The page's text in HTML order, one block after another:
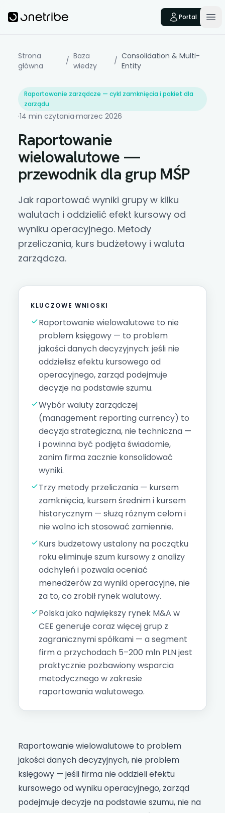
Onetribe
Portal
Strona
główna
/ Baza
wiedzy
/ Consolidation & Multi-
Entity
Raportowanie zarządcze — cykl zamknięcia i pakiet dla
zarządu
·14 min czytania·marzec 2026
Raportowanie
wielowalutowe —
przewodnik dla grup MŚP
Jak raportować wyniki grupy w kilku
walutach i oddzielić efekt kursowy od
wyniku operacyjnego. Metody
przeliczania, kurs budżetowy i waluta
zarządcza.
KLUCZOWE WNIOSKI
Raportowanie wielowalutowe to nie
problem księgowy — to problem
jakości danych decyzyjnych: jeśli nie
oddzielisz efektu kursowego od
operacyjnego, zarząd podejmuje
decyzje na podstawie szumu.
Wybór waluty zarządczej
(management reporting currency) to
decyzja strategiczna, nie techniczna —
i powinna być podjęta świadomie,
zanim firma zacznie konsolidować
wyniki.
Trzy metody przeliczania — kursem
zamknięcia, kursem średnim i kursem
historycznym — służą różnym celom i
nie wolno ich stosować zamiennie.
Kurs budżetowy ustalony na początku
roku eliminuje szum kursowy z analizy
odchyleń i pozwala oceniać
menedżerów za wyniki operacyjne, nie
za to, co zrobił rynek walutowy.
Polska jako największy rynek M&A w
CEE generuje coraz więcej grup z
zagranicznymi spółkami — a segment
firm o przychodach 5–200 mln PLN jest
praktycznie pozbawiony wsparcia
metodycznego w zakresie
raportowania walutowego.
Raportowanie wielowalutowe to problem
jakości danych decyzyjnych, nie problem
księgowy — jeśli firma nie oddzieli efektu
kursowego od wyniku operacyjnego, zarząd
podejmuje decyzje na podstawie szumu, nie na